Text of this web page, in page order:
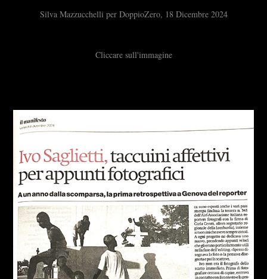
Silva Mazzucchelli per DoppioZero, 18 Dicembre 2024
Cliccare sull'immagine